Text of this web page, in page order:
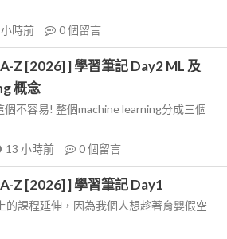
時前 0個留言
Z [2026] ] 學習筆記 Day2 ML 及
概念
不容易! 整個machine learning分成三個
13 小時前 0個留言
Z [2026] ] 學習筆記 Day1
的課程延伸，因為我個人想趁著育嬰假空